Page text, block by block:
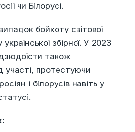
чи Білорусі.
бойкоту світової
збірної. У 2023
дзюдоїсти також
участі, протестуючи
і білорусів навіть у